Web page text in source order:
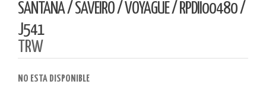
SANTANA / SAVEIRO / VOYAGUE / RPDII00480 /
J541
TRW
NO ESTA DISPONIBLE